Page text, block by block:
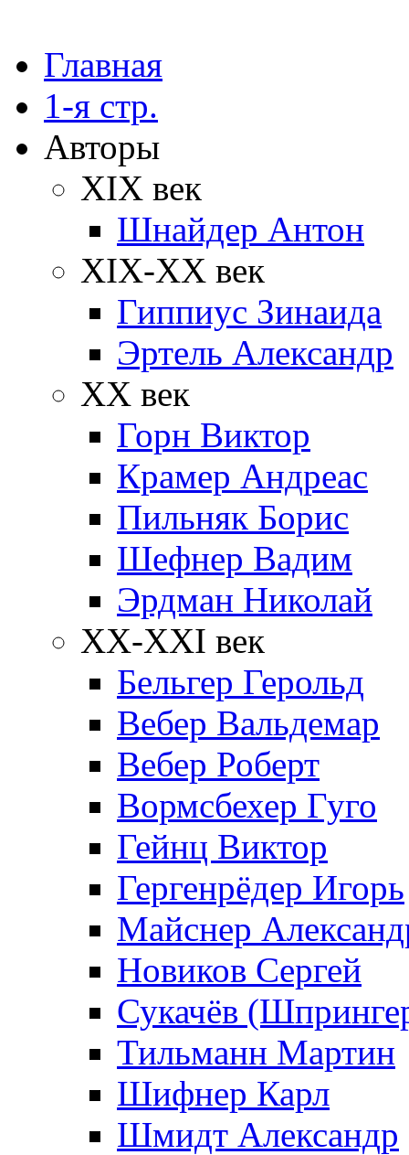
Главная
1-я стр.
Авторы
XIX век
Шнайдер Антон
XIX-XX век
Гиппиус Зинаида
Эртель Александр
XX век
Горн Виктор
Крамер Андреас
Пильняк Борис
Шефнер Вадим
Эрдман Николай
ХХ-XXI век
Бельгер Герольд
Вебер Вальдемар
Вебер Роберт
Вормсбехер Гуго
Гейнц Виктор
Гергенрёдер Игорь
Майснер
Новиков Сергей
Сукачёв
Тильманн Мартин
Шифнер Карл
Шмидт Александр